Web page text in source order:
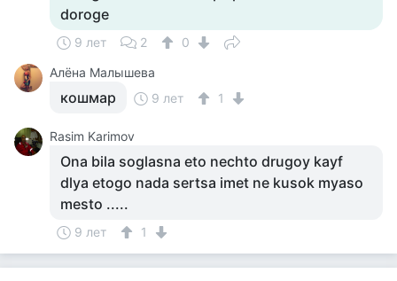
doroge
9 лет 2
0
Алёна Малышева
кошмар 9 лет 1
Rasim Karimov
Ona bila soglasna eto nechto drugoy kayf
dlya etogo nada sertsa imet ne kusok myaso
mesto .....
9 лет 1